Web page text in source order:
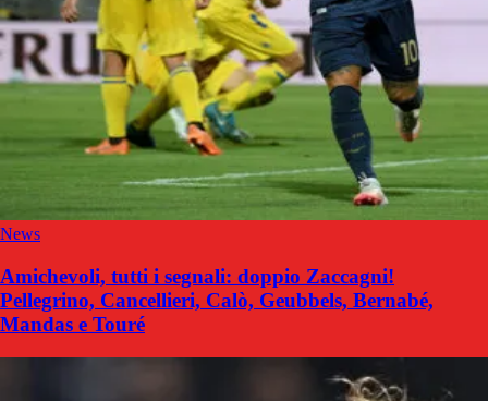
News
Amichevoli, tutti i segnali: doppio Zaccagni!
Pellegrino, Cancellieri, Calò, Geubbels, Bernabé,
Mandas e Touré